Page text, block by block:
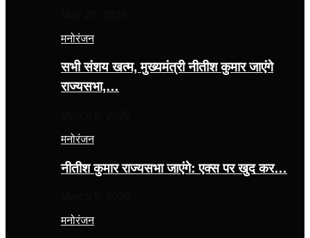
मनोरंजन
सभी संशय खत्म, मुख्यमंत्री नीतीश कुमार जाएंगे
राज्यसभा,…
मनोरंजन
नीतीश कुमार राज्यसभा जाएंगे: एक्स पर खुद कर…
मनोरंजन